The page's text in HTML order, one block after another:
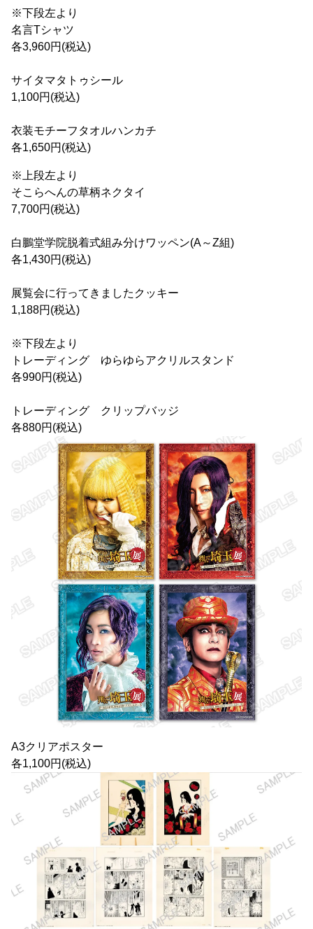
※下段左より
名言Tシャツ
各3,960円(税込)
サイタマタトゥシール
1,100円(税込)
衣装モチーフタオルハンカチ
各1,650円(税込)
※上段左より
そこらへんの草柄ネクタイ
7,700円(税込)
白鵬堂学院脱着式組み分けワッペン(A～Z組)
各1,430円(税込)
展覧会に行ってきましたクッキー
1,188円(税込)
※下段左より
トレーディング ゆらゆらアクリルスタンド
各990円(税込)
トレーディング クリップバッジ
各880円(税込)
A3クリアポスター
各1,100円(税込)